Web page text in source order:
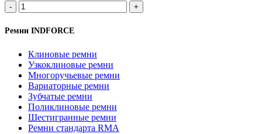
Количество
товара
AVX13
1027Lp/
ремень
зубчатый
INDFORCE
Strongest
Ремни INDFORCE
Клиновые ремни
Узкоклиновые ремни
Многоручьевые ремни
Вариаторные ремни
Зубчатые ремни
Поликлиновые ремни
Шестигранные ремни
Ремни стандарта RMA